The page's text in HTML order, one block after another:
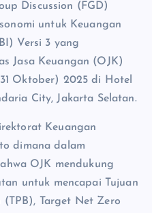
Discussion (FGD)
untuk Keuangan
Versi 3 yang
Jasa Keuangan (OJK)
Oktober) 2025 di Hotel
City, Jakarta Selatan.
Keuangan
dimana dalam
OJK mendukung
untuk mencapai Tujuan
(TPB), Target Net Zero